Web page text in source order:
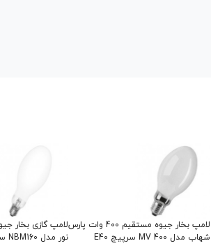
لامپ بخار جیوه مستقیم 400 وات پارس
شهاب مدل MV 400 سرپیچ E40
نور مدل NBM160 سرپیچ E27